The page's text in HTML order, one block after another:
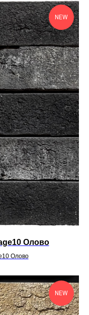
NEW
Олово
Олово
NEW